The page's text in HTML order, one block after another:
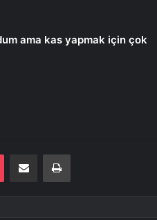
ama kas yapmak için çok
Pocket E-Posta ile paylaş Yazdır